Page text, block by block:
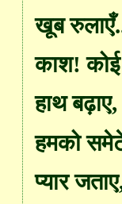
खूब
काश!
हाथ बढ़ाए,
हमको
प्यार जताए